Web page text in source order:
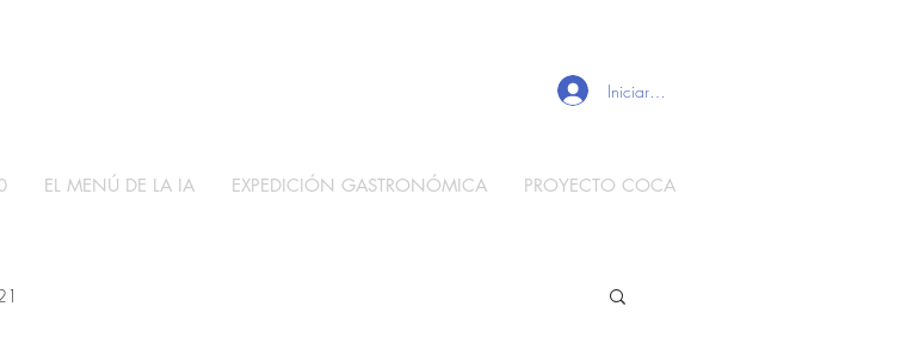
Iniciar sesión
EL MENÚ DE LA IA EXPEDICIÓN GASTRONÓMICA PROYECTO COCA